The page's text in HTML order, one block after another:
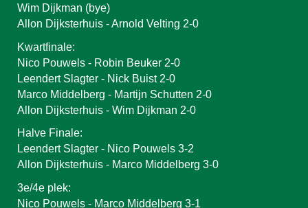
Wim Dijkman (bye)
Allon Dijksterhuis - Arnold Velting 2-0
Kwartfinale:
Nico Pouwels - Robin Beuker 2-0
Leendert Slagter - Nick Buist 2-0
Marco Middelberg - Martijn Schutten 2-0
Allon Dijksterhuis - Wim Dijkman 2-0
Halve Finale:
Leendert Slagter - Nico Pouwels 3-2
Allon Dijksterhuis - Marco Middelberg 3-0
3e/4e plek:
Nico Pouwels - Marco Middelberg 3-1